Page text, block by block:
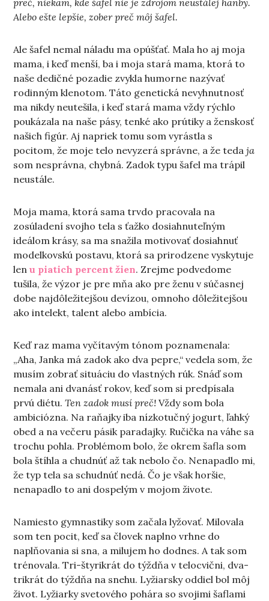
preč, niekam, kde šafel nie je zdrojom neustálej hanby.
Alebo ešte lepšie, zober preč môj šafel.
Ale šafel nemal náladu ma opúšťať. Mala ho aj moja
mama, i keď menší, ba i moja stará mama, ktorá to
naše dedičné pozadie zvykla humorne nazývať
rodinným klenotom. Táto genetická nevyhnutnosť
ma nikdy neutešila, i keď stará mama vždy rýchlo
poukázala na naše pásy, tenké ako prútiky a ženskosť
našich figúr. Aj napriek tomu som vyrástla s
pocitom, že moje telo nevyzerá správne, a že tedaja
som nesprávna, chybná. Zadok typu šafel ma trápil
neustále.
Moja mama, ktorá sama trvdo pracovala na
zosúladení svojho tela s ťažko dosiahnuteľným
ideálom krásy, sa ma snažila motivovať dosiahnuť
modelkovskú postavu, ktorá sa prirodzene vyskytuje
lenu piatich percent žien. Zrejme podvedome
tušila, že výzor je pre mňa ako pre ženu v súčasnej
dobe najdôležitejšou devízou, omnoho dôležitejšou
ako intelekt, talent alebo ambícia.
Keď raz mama vyčítavým tónom poznamenala:
„Aha, Janka má zadok ako dva pepre,“ vedela som, že
musím zobrať situáciu do vlastných rúk. Snáď som
nemala ani dvanásť rokov, keď som si predpísala
prvú diétu.Ten zadok musí preč! Vždy som bola
ambiciózna. Na raňajky iba nízkotučný jogurt, ľahký
obed a na večeru pásik paradajky. Ručička na váhe sa
trochu pohla. Problémom bolo, že okrem šafla som
bola štíhla a chudnúť až tak nebolo čo. Nenapadlo mi,
že typ tela sa schudnúť nedá. Čo je však horšie,
nenapadlo to ani dospelým v mojom živote.
Namiesto gymnastiky som začala lyžovať. Milovala
som ten pocit, keď sa človek naplno vrhne do
naplňovania si sna, a milujem ho dodnes. A tak som
trénovala. Tri-štyrikrát do týždňa v telocvični, dva-
trikrát do týždňa na snehu. Lyžiarsky oddiel bol môj
život. Lyžiarky svetového pohára so svojimi šaflami